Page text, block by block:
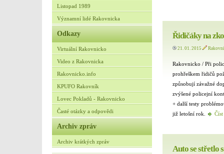
Listopad 1989
Významní lidé Rakovnicka
Odkazy
Virtuální Rakovnicko
Video z Rakovnicka
Rakovnicko.info
KPUFO Rakovník
Lovec Pokladů - Rakovnicko
Časté otázky a odpovědi
Archiv zpráv
Archiv krátkých zpráv
Řidičáky na
21. 01. 2015
Rakovnicko / Při
prohřeškem řidičů
způsobují závažné
zvýšené policejní
+ další testy
již letošní rok.
Auto se střetlo